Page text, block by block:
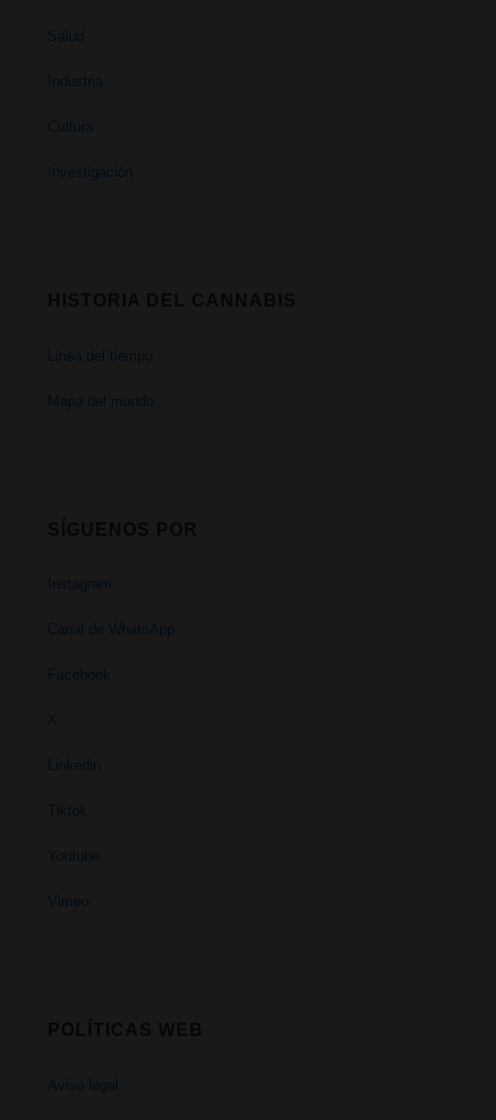
Salud
Industria
Cultura
Investigación
Linea del tiempo
Mapa del mundo
Instagram
Canal de WhatsApp
Facebook
X
Linkedin
Tiktok
Youtube
Vimeo
Aviso legal